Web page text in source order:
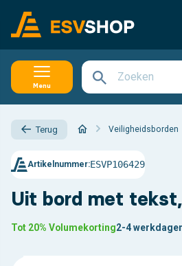
Menu
Terug Veiligheidsborden
Uit bord met
Artikelnummer:ESVP106429
Tot 20% Volumekorting2-4